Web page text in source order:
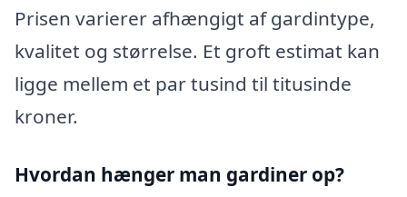
Prisen varierer afhængigt af gardintype,
kvalitet og størrelse. Et groft estimat kan
ligge mellem et par tusind til titusinde
kroner.
Hvordan hænger man gardiner op?